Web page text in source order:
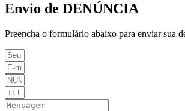
Envio de DENÚNCIA
Preencha o formulário abaixo para enviar sua